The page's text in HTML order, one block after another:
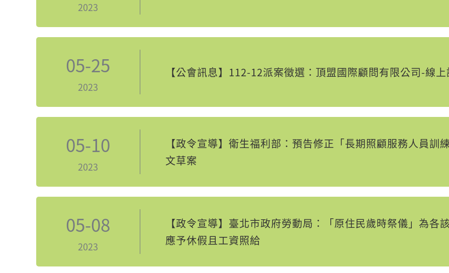
2023
05-25
2023
【公會訊息】112-12派案徵選：頂盟國際顧問有限公司-線
05-10
2023
【政令宣導】衛生福利部：預告修正「長期照顧服務人員訓
文草案
05-08
2023
【政令宣導】臺北市政府勞動局：「原住民歲時祭儀」為各
應予休假且工資照給